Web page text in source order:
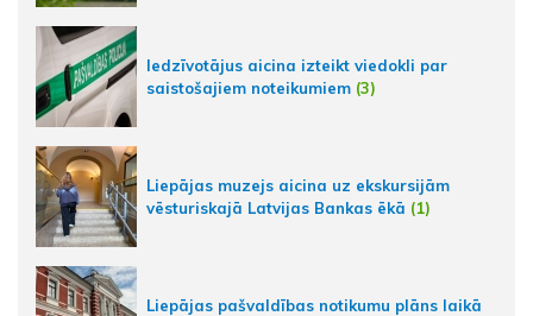
Iedzīvotājus aicina izteikt viedokli par
saistošajiem noteikumiem (3)
Liepājas muzejs aicina uz ekskursijām
vēsturiskajā Latvijas Bankas ēkā (1)
Liepājas pašvaldības notikumu plāns laikā